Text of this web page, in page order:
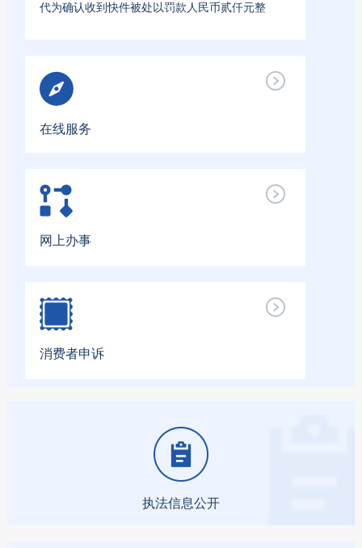
代为确认收到快件被处以罚款人民币贰仟元整
在线服务
网上办事
消费者申诉
执法信息公开